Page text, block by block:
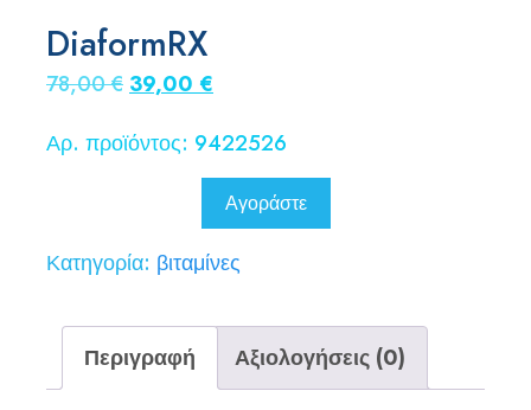
DiaformRX
78,00€ Original
39,00 €
είναι:
Αρ. προϊόντος: 9422526
Αγοράστε
Κατηγορία: βιταμίνες
Περιγραφή Αξιολογήσεις (0)